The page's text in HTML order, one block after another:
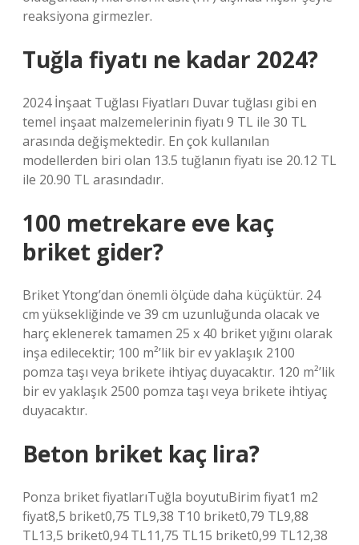
reaksiyona girmezler.
Tuğla fiyatı ne kadar 2024?
2024 İnşaat Tuğlası Fiyatları Duvar tuğlası gibi en
temel inşaat malzemelerinin fiyatı 9 TL ile 30 TL
arasında değişmektedir. En çok kullanılan
modellerden biri olan 13.5 tuğlanın fiyatı ise 20.12 TL
ile 20.90 TL arasındadır.
100 metrekare eve kaç
briket gider?
Briket Ytong’dan önemli ölçüde daha küçüktür. 24
cm yüksekliğinde ve 39 cm uzunluğunda olacak ve
harç eklenerek tamamen 25 x 40 briket yığını olarak
inşa edilecektir; 100 m²’lik bir ev yaklaşık 2100
pomza taşı veya brikete ihtiyaç duyacaktır. 120 m²’lik
bir ev yaklaşık 2500 pomza taşı veya brikete ihtiyaç
duyacaktır.
Beton briket kaç lira?
Ponza briket fiyatlarıTuğla boyutuBirim fiyat1 m2
fiyat8,5 briket0,75 TL9,38 T10 briket0,79 TL9,88
TL13,5 briket0,94 TL11,75 TL15 briket0,99 TL12,38